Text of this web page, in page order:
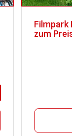
Filmpark
zum